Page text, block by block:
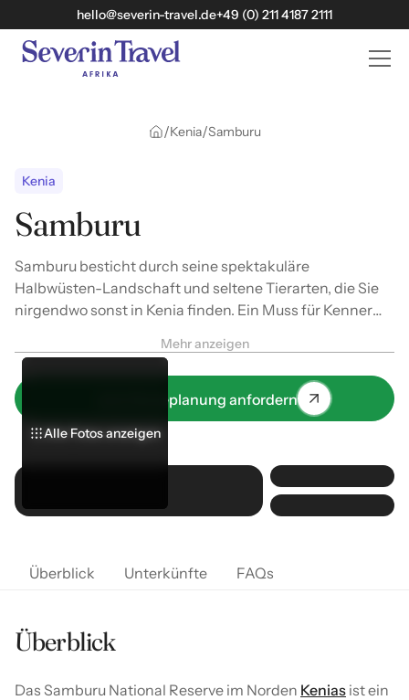
hello@severin-travel.de+49 (0) 211 4187 2111
/Kenia/Samburu
Kenia
Samburu
Samburu besticht durch seine spektakuläre
Halbwüsten-Landschaft und seltene Tierarten, die Sie
nirgendwo sonst in Kenia finden. Ein Muss für Kenner
Mehr anzeigen
Jetzt Reiseplanung anfordern
Alle Fotos anzeigen
Alle Fotos anzeigen
Alle Fotos anzeigen
Überblick Unterkünfte FAQs
Überblick
Das Samburu National Reserve im Norden Kenias ist ein